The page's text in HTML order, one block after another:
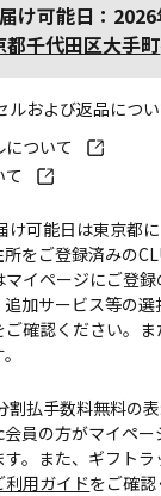
け可能日：
都千代田区大手町
および返品につ
ついて
て
け可能日は東京都
所をご登録済みの
マイページにご登
加サービス等の選
ご確認ください。
割払手数料無料の
員の方がマイペ
す。また、ギフト
利用ガイドをご確認